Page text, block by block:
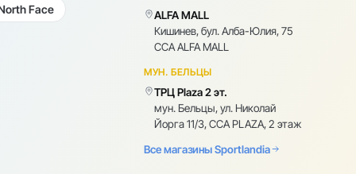
Face
ALFA MALL
Кишинев, бул. Алба-Юлия, 75
CCA ALFA MALL
МУН. БЕЛЬЦЫ
ТРЦ Plaza 2 эт.
мун. Бельцы, ул. Николай
Йорга 11/3, CCA PLAZA, 2 этаж
Все магазины Sportlandia